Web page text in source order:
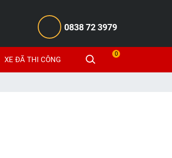
0838 72 3979
XE ĐÃ THI CÔNG
0